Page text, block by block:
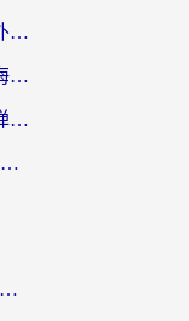
在国外也能玩穿越火线吗？海外玩家国服游戏畅玩终极指南
美国率土之滨加速器哪个好？海外党国服游戏畅玩终极指南（附多游戏解决方案）
海外党必看：怎么在国外打弹弹堂不卡？番茄加速器亲测指南
英国崩坏学园2延迟高到心态崩？海外党国服游戏加速终极指南
海外看国内电视剧的app选不对？这份回国加速器避坑指南帮你流畅追剧